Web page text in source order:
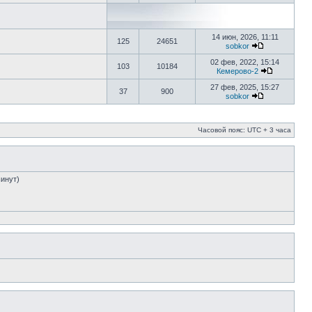
125 24651
14 июн, 2026, 11:11
sobkor
103 10184
02 фев, 2022, 15:14
Кемерово-2
37 900
27 фев, 2025, 15:27
sobkor
Часовой пояс: UTC + 3 часа